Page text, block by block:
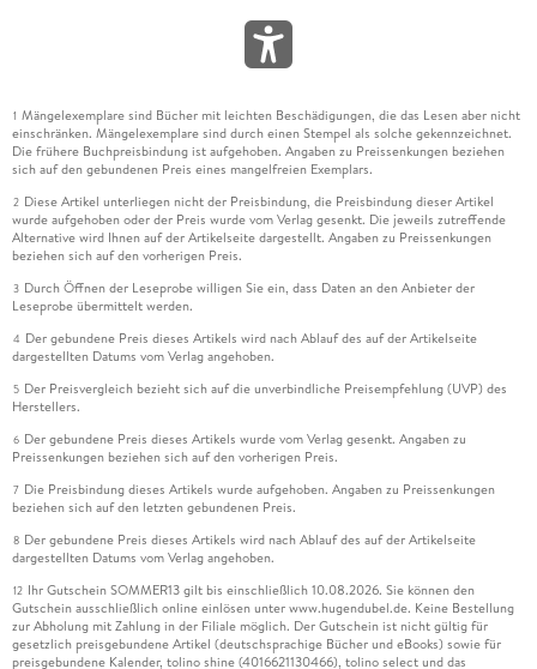
1 Mängelexemplare sind Bücher mit leichten Beschädigungen, die das Lesen aber nicht
einschränken. Mängelexemplare sind durch einen Stempel als solche gekennzeichnet.
Die frühere Buchpreisbindung ist aufgehoben. Angaben zu Preissenkungen beziehen
sich auf den gebundenen Preis eines mangelfreien Exemplars.
2 Diese Artikel unterliegen nicht der Preisbindung, die Preisbindung dieser Artikel
wurde aufgehoben oder der Preis wurde vom Verlag gesenkt. Die jeweils zutreffende
Alternative wird Ihnen auf der Artikelseite dargestellt. Angaben zu Preissenkungen
beziehen sich auf den vorherigen Preis.
3 Durch Öffnen der Leseprobe willigen Sie ein, dass Daten an den Anbieter der
Leseprobe übermittelt werden.
4 Der gebundene Preis dieses Artikels wird nach Ablauf des auf der Artikelseite
dargestellten Datums vom Verlag angehoben.
5 Der Preisvergleich bezieht sich auf die unverbindliche Preisempfehlung (UVP) des
Herstellers.
6 Der gebundene Preis dieses Artikels wurde vom Verlag gesenkt. Angaben zu
Preissenkungen beziehen sich auf den vorherigen Preis.
7 Die Preisbindung dieses Artikels wurde aufgehoben. Angaben zu Preissenkungen
beziehen sich auf den letzten gebundenen Preis.
8 Der gebundene Preis dieses Artikels wird nach Ablauf des auf der Artikelseite
dargestellten Datums vom Verlag angehoben.
12 Ihr Gutschein SOMMER13 gilt bis einschließlich 10.08.2026. Sie können den
Gutschein ausschließlich online einlösen unter www.hugendubel.de. Keine Bestellung
zur Abholung mit Zahlung in der Filiale möglich. Der Gutschein ist nicht gültig für
gesetzlich preisgebundene Artikel (deutschsprachige Bücher und eBooks) sowie für
preisgebundene Kalender, tolino shine (4016621130466), tolino select und das